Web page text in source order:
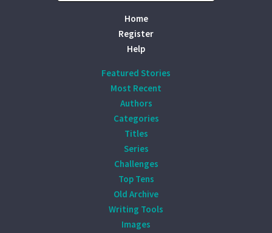
Home
Register
Help
Featured Stories
Most Recent
Authors
Categories
Titles
Series
Challenges
Top Tens
Old Archive
Writing Tools
Images